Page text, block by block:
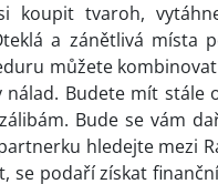
koupit tvaroh,
a zánětlivá místa
můžete
nálad. Budete mít stále
Bude se vám
hledejte mezi
se podaří získat